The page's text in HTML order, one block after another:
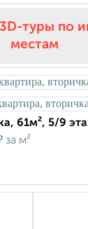
туры по
местам
61м², 5/9
за м²